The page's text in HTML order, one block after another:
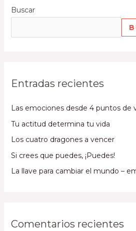
Buscar
Entradas recientes
Las emociones desde 4 puntos de
Tu actitud determina tu vida
Los cuatro dragones a vencer
Si crees que puedes, ¡Puedes!
La llave para cambiar el mundo –
Comentarios recientes